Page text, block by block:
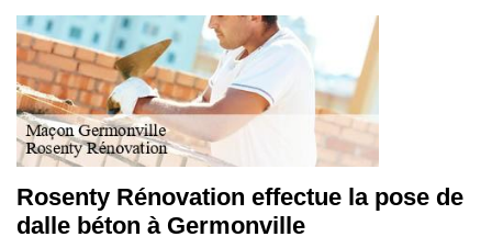
Rosenty Rénovation effectue la pose de
dalle béton à Germonville